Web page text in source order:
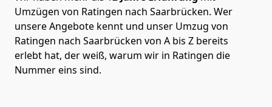
Umzügen von Ratingen nach Saarbrücken. Wer
unsere Angebote kennt und unser Umzug von
Ratingen nach Saarbrücken von A bis Z bereits
erlebt hat, der weiß, warum wir in Ratingen die
Nummer eins sind.